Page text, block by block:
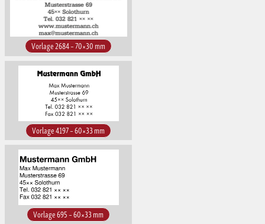
Vorlage 2684 – 70×30 mm
Vorlage 4197 – 60×33 mm
Vorlage 695 – 60×33 mm